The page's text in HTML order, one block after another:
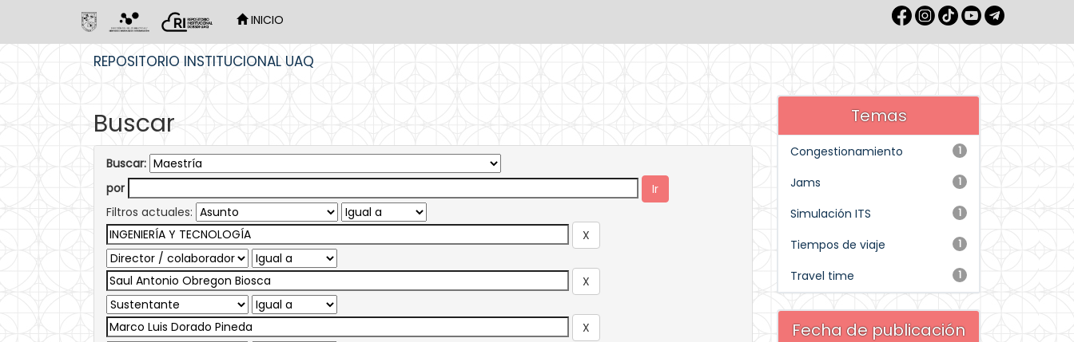
INICIO
REPOSITORIO INSTITUCIONAL UAQ
Buscar
Buscar:
por
Filtros actuales:
Temas
1
Congestionamiento
1
Jams
1
Simulación ITS
1
Tiempos de viaje
1
Travel time
Fecha de publicación